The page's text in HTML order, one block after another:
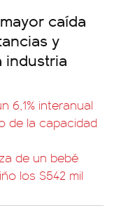
caída
y
industria
6,1% interanual
de la capacidad
de un bebé
los $542 mil